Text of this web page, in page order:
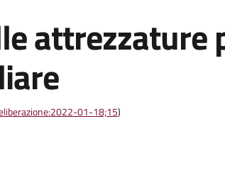
attrezzature
01-18;15)